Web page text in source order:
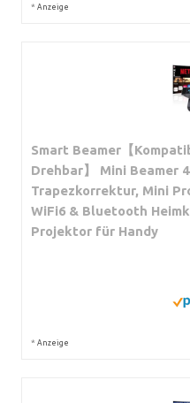
* Anzeige
Smart Beamer【
Drehbar】 Mini Beamer
Trapezkorrektur, Mini
WiFi6 & Bluetooth
Projektor für Handy
* Anzeige